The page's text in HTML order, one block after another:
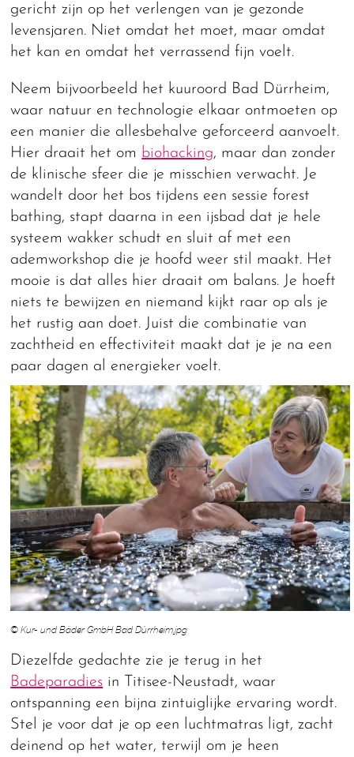
gericht zijn op het verlengen van je gezonde
levensjaren. Niet omdat het moet, maar omdat
het kan en omdat het verrassend fijn voelt.
Neem bijvoorbeeld het kuuroord Bad Dürrheim,
waar natuur en technologie elkaar ontmoeten op
een manier die allesbehalve geforceerd aanvoelt.
Hier draait het om biohacking, maar dan zonder
de klinische sfeer die je misschien verwacht. Je
wandelt door het bos tijdens een sessie forest
bathing, stapt daarna in een ijsbad dat je hele
systeem wakker schudt en sluit af met een
ademworkshop die je hoofd weer stil maakt. Het
mooie is dat alles hier draait om balans. Je hoeft
niets te bewijzen en niemand kijkt raar op als je
het rustig aan doet. Juist die combinatie van
zachtheid en effectiviteit maakt dat je je na een
paar dagen al energieker voelt.
© Kur- und Bäder GmbH Bad Dürrheim.jpg
Diezelfde gedachte zie je terug in het
Badeparadies in Titisee-Neustadt, waar
ontspanning een bijna zintuiglijke ervaring wordt.
Stel je voor dat je op een luchtmatras ligt, zacht
deinend op het water, terwijl om je heen